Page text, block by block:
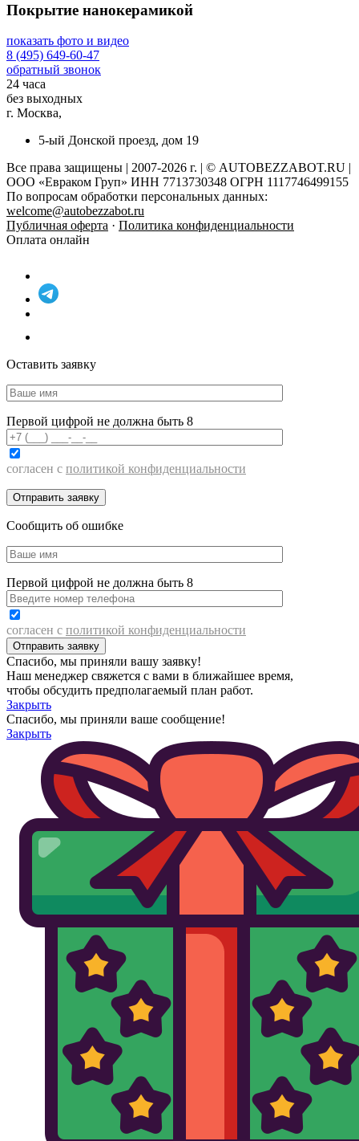
Покрытие нанокерамикой
показать фото и видео
8 (495) 649-60-47
обратный звонок
24 часа
без выходных
г. Москва,
5-ый Донской проезд, дом 19
Все права защищены | 2007-2026 г. | © AUTOBEZZABOT.RU |
ООО «Евраком Груп» ИНН 7713730348 ОГРН 1117746499155
По вопросам обработки персональных данных:
welcome@autobezzabot.ru
Публичная оферта · Политика конфиденциальности
Оплата онлайн
Оставить заявку
Первой цифрой не должна быть 8
согласен с политикой конфиденциальности
Сообщить об ошибке
Первой цифрой не должна быть 8
согласен с политикой конфиденциальности
Спасибо, мы приняли вашу заявку!
Наш менеджер свяжется с вами в ближайшее время,
чтобы обсудить предполагаемый план работ.
Закрыть
Спасибо, мы приняли ваше сообщение!
Закрыть